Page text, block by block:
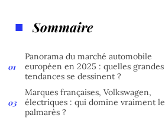
Sommaire
Panorama du marché automobile
européen en 2025 : quelles grandes
tendances se dessinent ?
Marques françaises, Volkswagen,
électriques : qui domine vraiment le
palmarès ?